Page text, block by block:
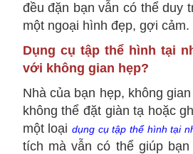
đều đặn bạn vẫn có thể duy
một ngoại hình đẹp, gợi cảm.
Dụng cụ tập thể hình tại
với không gian hẹp?
Nhà của bạn hẹp, không
không thể đặt giàn tạ hoặc
một loạidụng cụ tập thể hình tại
tích mà vẫn có thể giúp